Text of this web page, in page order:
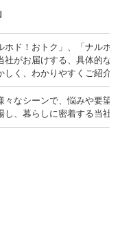
ホド！おトク」、「ナルホ
社がお届けする、具体的な
しく、わかりやすくご紹介
々なシーンで、悩みや要望
し、暮らしに密着する当社